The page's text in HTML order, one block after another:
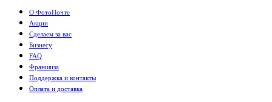
О ФотоПочте
Акции
Сделаем за вас
Бизнесу
FAQ
Франшиза
Поддержка и контакты
Оплата и доставка